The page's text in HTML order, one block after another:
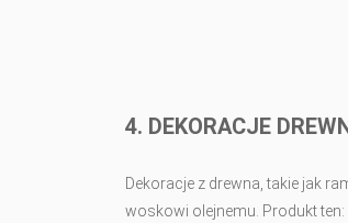
4. DEKORACJE
Dekoracje z drewna, takie jak
woskowi olejnemu. Produkt ten: